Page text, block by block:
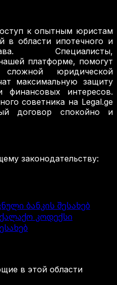
к опытным юристам
в области ипотечного и
Специалисты,
платформе, помогут
юридической
максимальную защиту
интересов.
советника на Legal.ge
договор спокойно и
законодательству:
ბანკის შესახებ
კოდექსი
в этой области